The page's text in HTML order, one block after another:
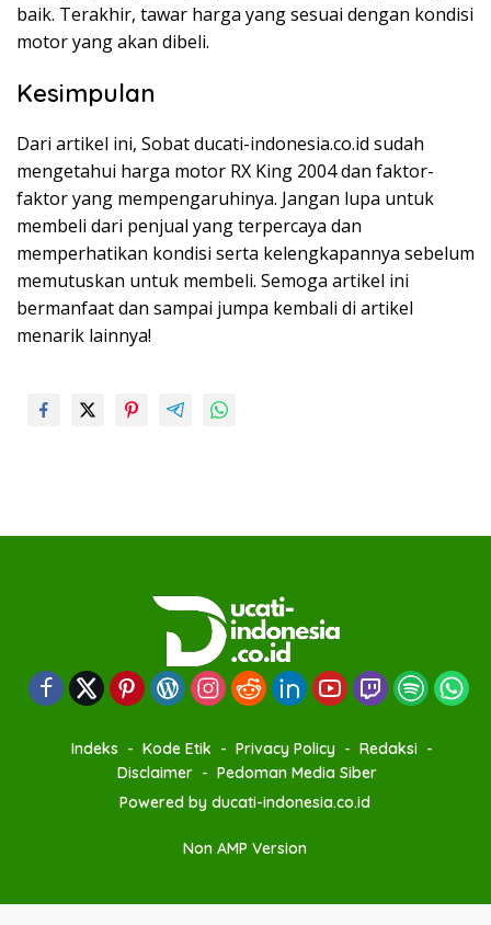
baik. Terakhir, tawar harga yang sesuai dengan kondisi
motor yang akan dibeli.
Kesimpulan
Dari artikel ini, Sobat ducati-indonesia.co.id sudah
mengetahui harga motor RX King 2004 dan faktor-
faktor yang mempengaruhinya. Jangan lupa untuk
membeli dari penjual yang terpercaya dan
memperhatikan kondisi serta kelengkapannya sebelum
memutuskan untuk membeli. Semoga artikel ini
bermanfaat dan sampai jumpa kembali di artikel
menarik lainnya!
Indeks Kode Etik Privacy Policy
Redaksi
Disclaimer
Pedoman Media Siber
Powered by ducati-indonesia.co.id
Non AMP Version